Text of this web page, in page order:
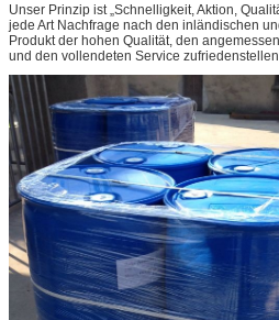
Unser Prinzip ist „Schnelligkeit, Aktion,
jede Art Nachfrage nach den inländischen
Produkt der hohen Qualität, den
und den vollendeten Service zufriedenstellen